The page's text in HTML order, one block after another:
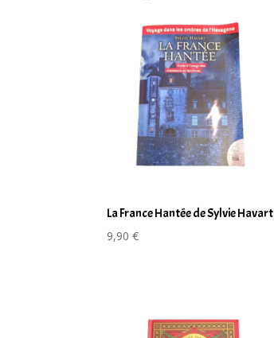
La France Hantée de Sylvie Havart
9,90€